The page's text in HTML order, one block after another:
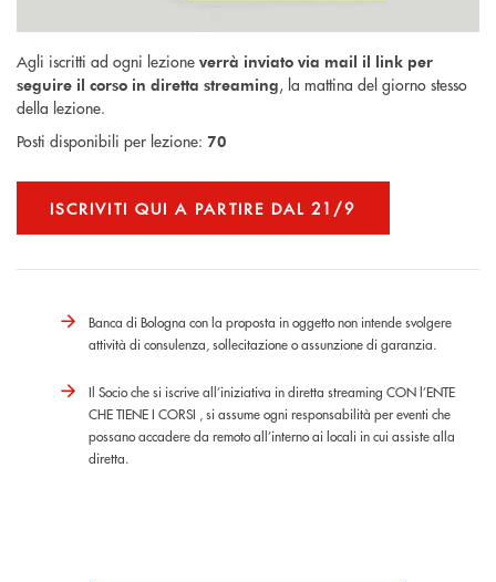
Agli iscritti ad ogni lezione verrà inviato via mail il link per
seguire il corso in diretta streaming, la mattina del giorno stesso
della lezione.
Posti disponibili per lezione: 70
ISCRIVITI QUI A PARTIRE DAL 21/9
Banca di Bologna con la proposta in oggetto non intende svolgere
attività di consulenza, sollecitazione o assunzione di garanzia.
Il Socio che si iscrive all’iniziativa in diretta streaming CON l’ENTE
CHE TIENE I CORSI , si assume ogni responsabilità per eventi che
possano accadere da remoto all’interno ai locali in cui assiste alla
diretta.